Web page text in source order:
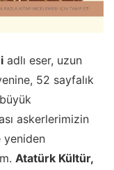
adlı eser, uzun
52 sayfalık
askerlerimizin
yeniden
Atatürk Kültür,